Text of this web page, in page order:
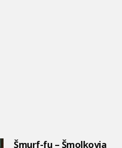
Šmurf-fu – Šmolkovia